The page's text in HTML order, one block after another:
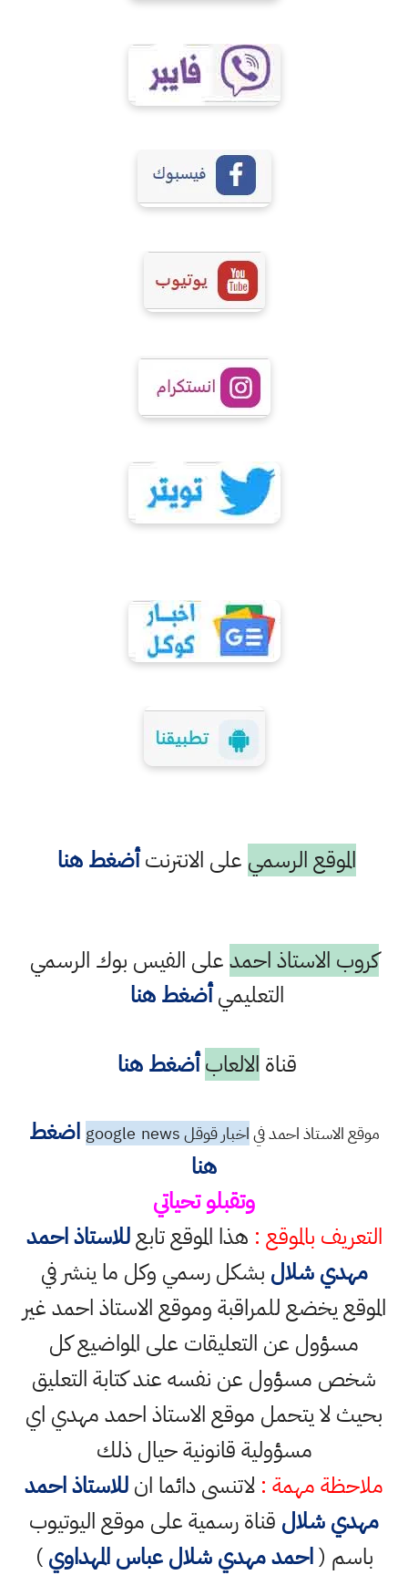
الموقع الرسمي على الانترنتأضغط هنا
كروب الاستاذ احمدعلى الفيس بوك الرسمي
التعليميأضغط هنا
قناة الالعاب أضغط هنا
موقع الاستاذ احمد فياخبار قوقل googlenews
اضغط
هنا
وتقبلو تحياتي
التعريف بالموقع : هذا الموقع تابعللاستاذ احمد
مهدي شلال بشكل رسمي وكل ما ينشر في
الموقع يخضع للمراقبة وموقع الاستاذ احمد غير
مسؤول عن التعليقات على المواضيع كل
شخص مسؤول عن نفسه عند كتابة التعليق
بحيث لا يتحمل موقع الاستاذ احمد مهدي اي
مسؤولية قانونية حيال ذلك
ملاحظة مهمة : لاتنسى دائما انللاستاذ احمد
مهدي شلال قناة رسمية على موقع اليوتيوب
باسم (احمد مهدي شلال عباس المهداوي)